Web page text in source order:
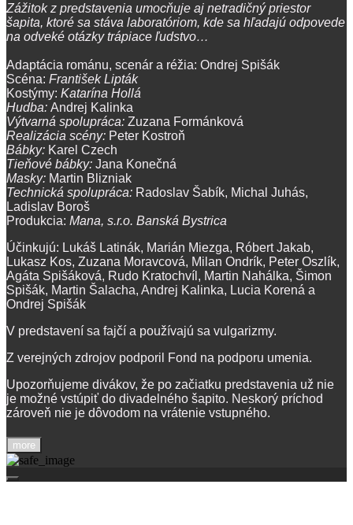
Zážitok z predstavenia umocňuje aj netradičný priestor
šapita, ktoré sa stáva laboratóriom, kde sa hľadajú odpovede
na odveké otázky trápiace ľudstvo…
Adaptácia románu, scenár a réžia: Ondrej Spišák
Scéna: František Lipták
Kostýmy: Katarína Hollá
Hudba: Andrej Kalinka
Výtvarná spolupráca: Zuzana Formánková
Realizácia scény: Peter Kostroň
Bábky: Karel Czech
Tieňové bábky: Jana Konečná
Masky: Martin Blizniak
Technická spolupráca: Radoslav Šabík, Michal Juhás,
Ladislav Boroš
Produkcia: Mana, s.r.o. Banská Bystrica
Účinkujú: Lukáš Latinák, Marián Miezga, Róbert Jakab,
Lukasz Kos, Zuzana Moravcová, Milan Ondrík, Peter Oszlík,
Agáta Spišáková, Rudo Kratochvíl, Martin Nahálka, Šimon
Spišák, Martin Šalacha, Andrej Kalinka, Lucia Korená a
Ondrej Spišák
V predstavení sa fajčí a používajú sa vulgarizmy.
Z verejných zdrojov podporil Fond na podporu umenia.
Upozorňujeme divákov, že po začiatku predstavenia už nie
je možné vstúpiť do divadelného šapito. Neskorý príchod
zároveň nie je dôvodom na vrátenie vstupného.
more